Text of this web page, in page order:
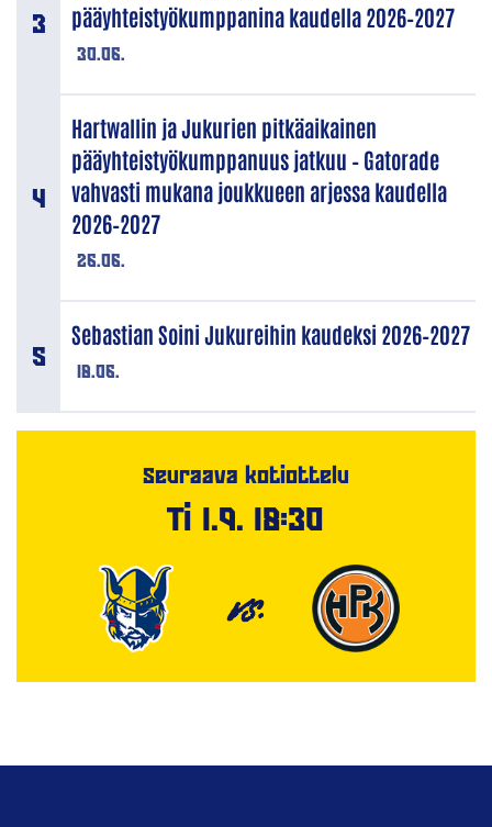
30.06.
pääyhteistyökumppanina kaudella 2026–2027
26.06.
Hartwallin ja Jukurien pitkäaikainen
pääyhteistyökumppanuus jatkuu – Gatorade
vahvasti mukana joukkueen arjessa kaudella
2026–2027
18.06.
Sebastian Soini Jukureihin kaudeksi 2026–2027
Seuraava kotiottelu
Ti 1.9. 18:30
VS.